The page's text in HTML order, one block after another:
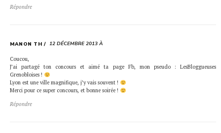
Répondre
MANON TH 12 DÉCEMBRE 2013 À
Coucou,
J’ai partagé ton concours et aimé ta page Fb, mon pseudo : LesBloggueuses
Grenobloises !
Lyon est une ville magnifique, j’y vais souvent !
Merci pour ce super concours, et bonne soirée !
Répondre